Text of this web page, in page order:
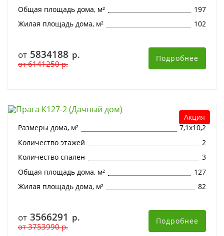
Общая площадь дома, м²
197
Жилая площадь дома, м²
102
от 5834188 р.
от6141250р.
Подробнее
Акция
Размеры дома, м²
7,1х10,2
Количество этажей
2
Количество спален
3
Общая площадь дома, м²
127
Жилая площадь дома, м²
82
от 3566291 р.
от3753990р.
Подробнее